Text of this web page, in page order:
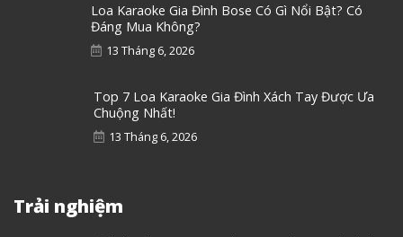
Loa Karaoke Gia Đình Bose Có Gì Nổi Bật? Có
Đáng Mua Không?
13 Tháng 6, 2026
Top 7 Loa Karaoke Gia Đình Xách Tay Được Ưa
Chuộng Nhất!
13 Tháng 6, 2026
Trải nghiệm